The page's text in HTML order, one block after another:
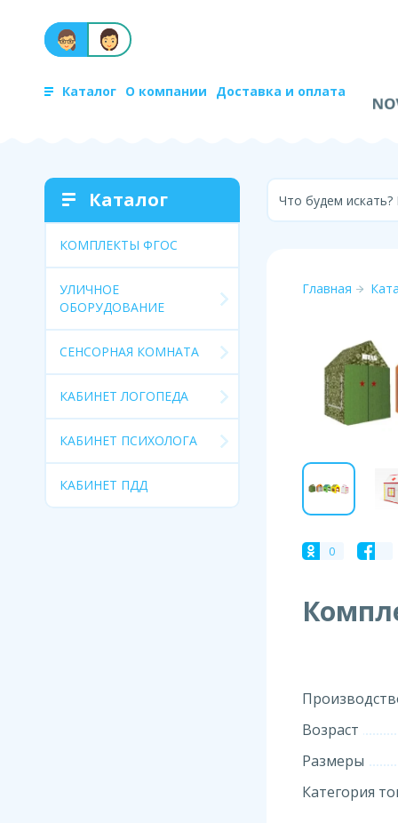
Каталог О компании Доставка и оплата
Каталог
КОМПЛЕКТЫ ФГОС
УЛИЧНОЕ
ОБОРУДОВАНИЕ
СЕНСОРНАЯ КОМНАТА
КАБИНЕТ ЛОГОПЕДА
КАБИНЕТ ПСИХОЛОГА
КАБИНЕТ ПДД
Что будем
Главная
0
Возраст
Размеры
Категория